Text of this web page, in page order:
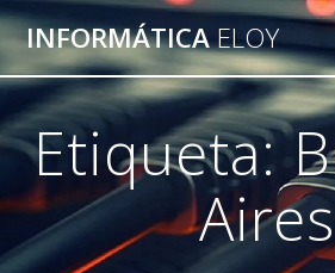
Saltar
al
INFORMÁTICAELOY
Etiqueta:
Aires